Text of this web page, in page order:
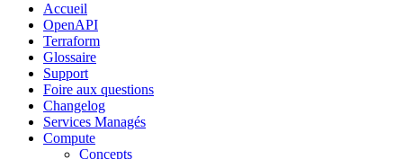
Accueil
OpenAPI
Terraform
Glossaire
Support
Foire aux questions
Changelog
Services Managés
Compute
Concepts